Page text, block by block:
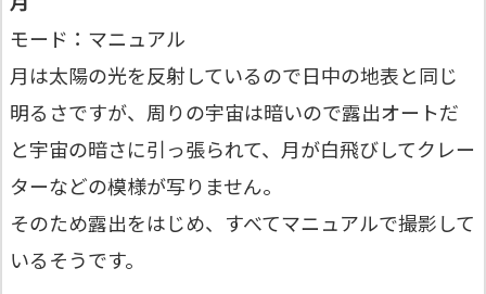
モード：マニュアル
月は太陽の光を反射しているので日中の地表と同じ
明るさですが、周りの宇宙は暗いので露出オートだ
と宇宙の暗さに引っ張られて、月が白飛びしてクレー
ターなどの模様が写りません。
そのため露出をはじめ、すべてマニュアルで撮影して
いるそうです。